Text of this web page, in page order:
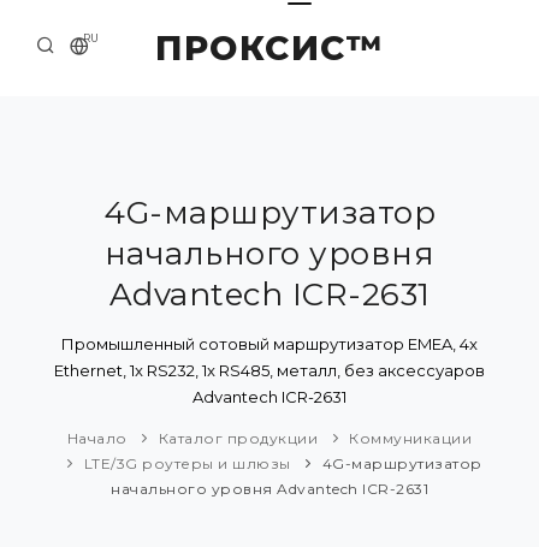
ПРОКСИС™
RU
О КОМПАНИИ
ПРИМЕРЫ И РЕШЕНИЯ
КАТАЛОГ ПРОДУКЦИИ
ПРЕСС-ЦЕНТР
4G-маршрутизатор
начального уровня
Advantech ICR-2631
Промышленный сотовый маршрутизатор EMEA, 4x
Ethernet, 1x RS232, 1x RS485, металл, без аксессуаров
Advantech ICR-2631
Начало Каталог продукции
Коммуникации
LTE/3G роутеры и шлюзы
4G-маршрутизатор
начального уровня Advantech ICR-2631